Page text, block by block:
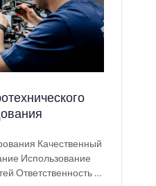
Качественный
Использование
Ответственность и